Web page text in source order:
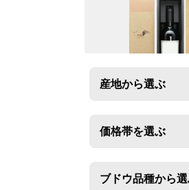
産地から選ぶ
価格帯を選ぶ
ブドウ品種から